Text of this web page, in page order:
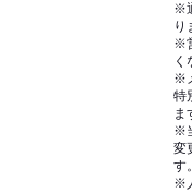
※
り
※
く
※
特
ま
※
変
す。
※